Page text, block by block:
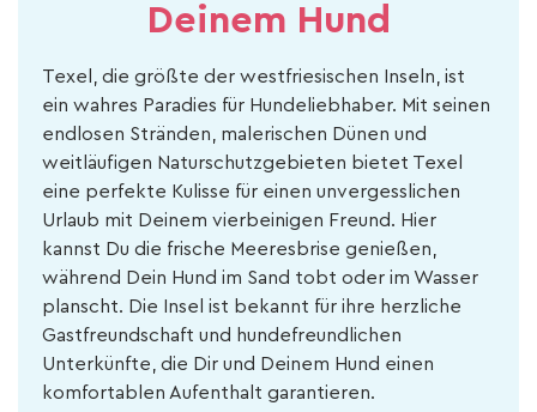
Deinem Hund
Texel, die größte der westfriesischen Inseln, ist
ein wahres Paradies für Hundeliebhaber. Mit seinen
endlosen Stränden, malerischen Dünen und
weitläufigen Naturschutzgebieten bietet Texel
eine perfekte Kulisse für einen unvergesslichen
Urlaub mit Deinem vierbeinigen Freund. Hier
kannst Du die frische Meeresbrise genießen,
während Dein Hund im Sand tobt oder im Wasser
planscht. Die Insel ist bekannt für ihre herzliche
Gastfreundschaft und hundefreundlichen
Unterkünfte, die Dir und Deinem Hund einen
komfortablen Aufenthalt garantieren.